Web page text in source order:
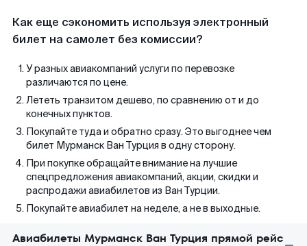
Как еще сэкономить используя электронный
билет на самолет без комиссии?
У разных авиакомпаний услуги по перевозке
различаются по цене.
Лететь транзитом дешево, по сравнению от и до
конечных пунктов.
Покупайте туда и обратно сразу. Это выгоднее чем
билет Мурманск Ван Турция в одну сторону.
При покупке обращайте внимание на лучшие
спецпредложения авиакомпаний, акции, скидки и
распродажи авиабилетов из Ван Турции.
Покупайте авиабилет на неделе, а не в выходные.
Авиабилеты Мурманск Ван Турция прямой рейс